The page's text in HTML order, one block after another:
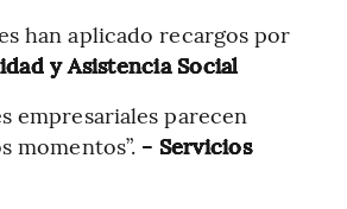
han aplicado recargos por
y Asistencia Social
empresariales parecen
momentos”. - Servicios